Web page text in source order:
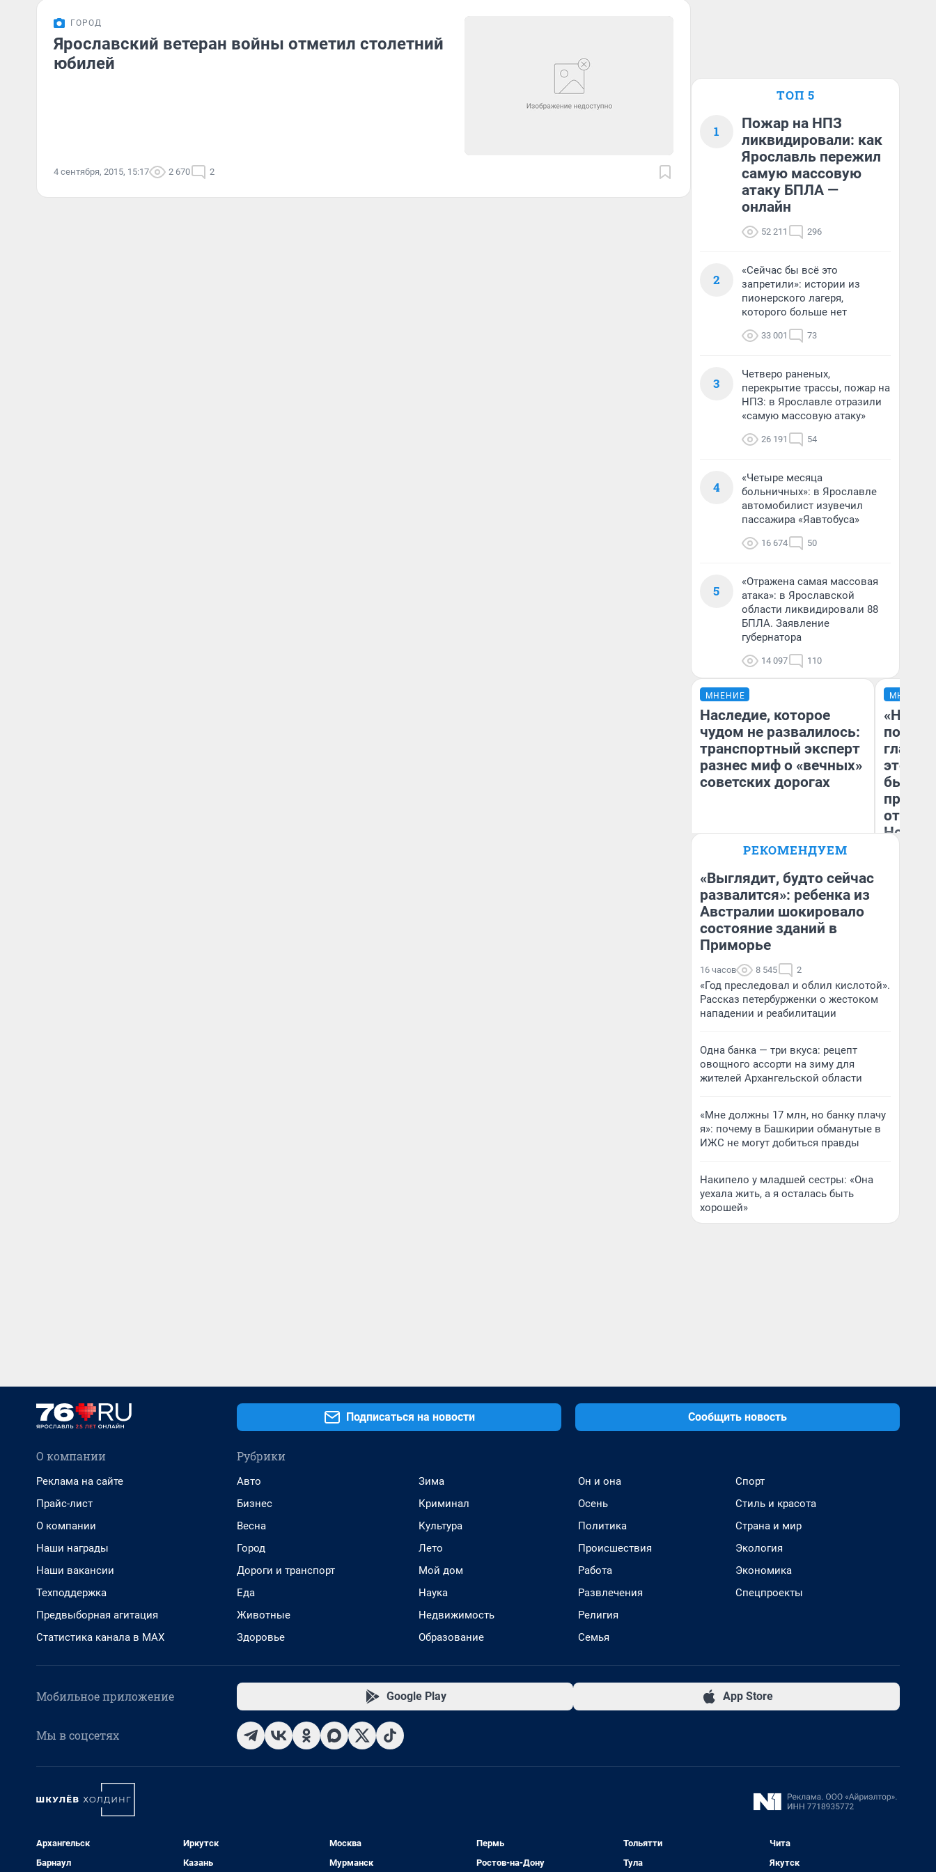
ГОРОД
Ярославский ветеран войны отметил столетний
юбилей
4 сентября, 2015, 15:17 2 670 2
ТОП 5
1
Пожар на НПЗ
ликвидировали: как
Ярославль пережил
самую массовую
атаку БПЛА —
онлайн
52 211 296
2
«Сейчас бы всё это
запретили»: истории из
пионерского лагеря,
которого больше нет
33 001 73
3
Четверо раненых,
перекрытие трассы, пожар на
НПЗ: в Ярославле отразили
«самую массовую атаку»
26 191 54
4
«Четыре месяца
больничных»: в Ярославле
автомобилист изувечил
пассажира «Яавтобуса»
16 674 50
5
«Отражена самая массовая
атака»: в Ярославской
области ликвидировали 88
БПЛА. Заявление
губернатора
14 097 110
МНЕНИЕ
Наследие, которое
чудом не развалилось:
транспортный эксперт
разнес миф о «вечных»
советских дорогах
Блогер, предприниматель,
бизнесе
МНЕНИЕ
этого
бьет
отзыв
Нолана
РЕКОМЕНДУЕМ
«Выглядит, будто сейчас
развалится»: ребенка из
Австралии шокировало
состояние зданий в
Приморье
16 часов 8 545 2
«Год преследовал и облил кислотой».
Рассказ петербурженки о жестоком
нападении и реабилитации
Одна банка — три вкуса: рецепт
овощного ассорти на зиму для
жителей Архангельской области
«Мне должны 17 млн, но банку плачу
я»: почему в Башкирии обманутые в
ИЖС не могут добиться правды
Накипело у младшей сестры: «Она
уехала жить, а я осталась быть
хорошей»
Подписаться на новости Сообщить новость
О компании
Реклама на сайте
Прайс-лист
О компании
Наши награды
Наши вакансии
Техподдержка
Предвыборная агитация
Статистика канала в MAX
Рубрики
Авто
Бизнес
Весна
Город
Дороги и транспорт
Еда
Животные
Здоровье
Зима
Криминал
Культура
Лето
Мой дом
Наука
Недвижимость
Образование
Он и она
Осень
Политика
Происшествия
Работа
Развлечения
Религия
Семья
Спорт
Стиль и красота
Страна и мир
Экология
Экономика
Спецпроекты
Мобильное приложение Google Play App Store
Мы в соцсетях
Архангельск
Барнаул
Иркутск
Казань
Москва
Мурманск
Пермь
Ростов-на-Дону
Тольятти
Тула
Чита
Якутск